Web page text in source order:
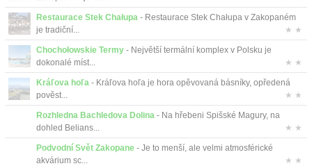
Restaurace Stek Chałupa - Restaurace Stek Chałupa v Zakopaném
je tradiční...
★ ★
Chochołowskie Termy - Největší termální komplex v Polsku je
dokonalé míst...
★ ★
Kráľova hoľa - Kráľova hoľa je hora opěvovaná básníky, opředená
pověst...
★ ★
Rozhledna Bachledova Dolina - Na hřebeni Spišské Magury, na
dohled Belians...
★ ★
Podvodní Svět Zakopane - Je to menší, ale velmi atmosférické
akvárium sc...
★ ★